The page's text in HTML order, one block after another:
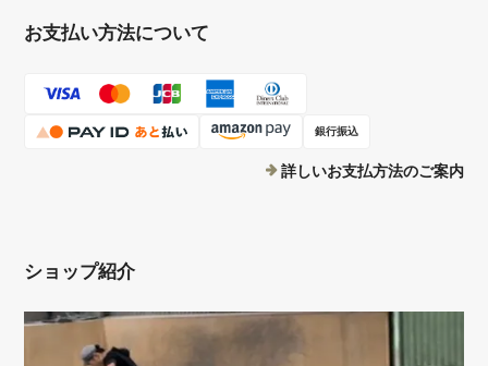
お支払い方法について
銀行振込
詳しいお支払方法のご案内
ショップ紹介